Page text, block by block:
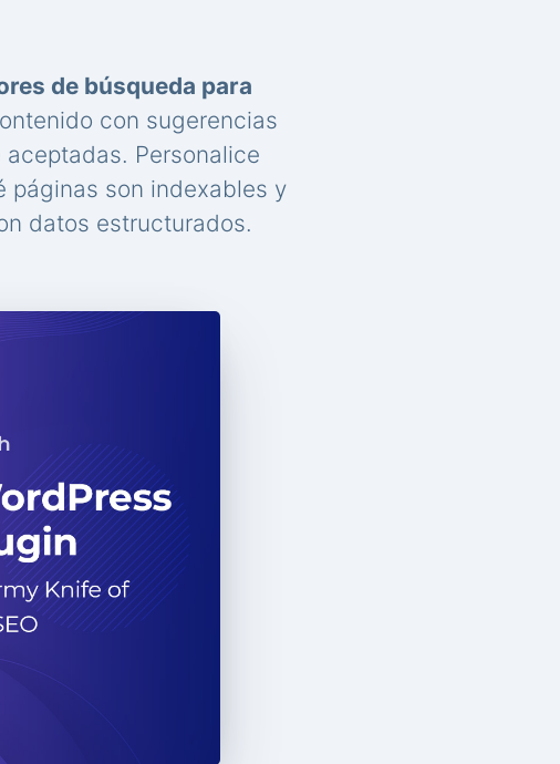
de búsqueda para
con sugerencias
Personalice
páginas son indexables y
datos estructurados.